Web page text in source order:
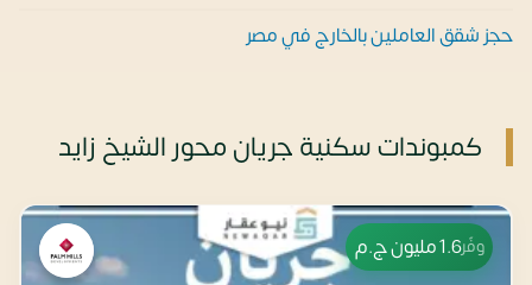
حجز شقق العاملين بالخارج في مصر
كمبوندات سكنية جريان محور الشيخ زايد
وفّر1.6 مليون ج.م